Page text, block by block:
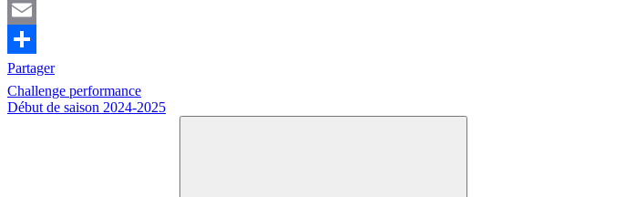
Twitter
Email
Partager
A
noterActualités
Navigation
de
Previous
Post:
Challenge performance
Next
Début de saison 2024-2025